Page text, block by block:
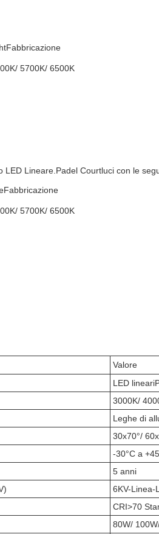
Fabbricazione
5700K/ 6500K
LED Lineare. Padel Courtluci con le
Fabbricazione
5700K/ 6500K
Valore
LED lineari
3000K/
Leghe di
30x70°/
-30°C a
5 anni
6KV-Linea-
CRI>70
80W/